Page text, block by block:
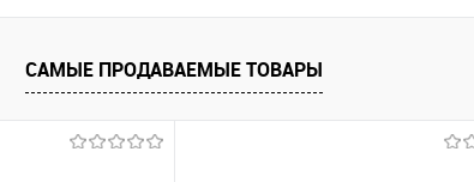
САМЫЕ ПРОДАВАЕМЫЕ ТОВАРЫ